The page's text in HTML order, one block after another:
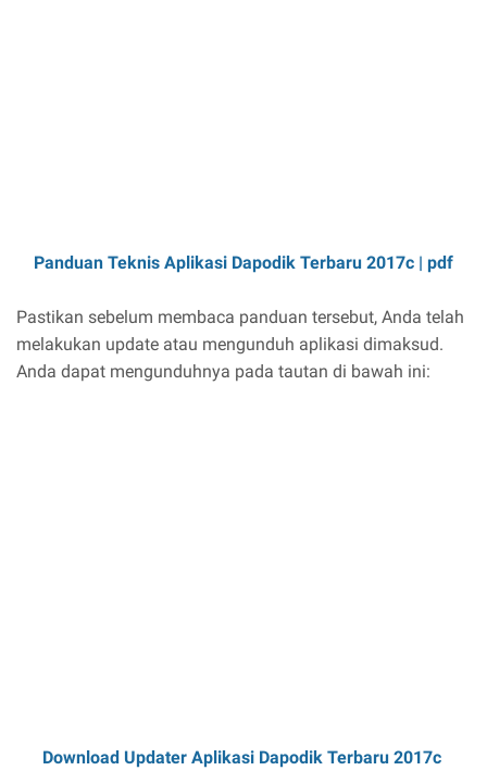
Panduan Teknis Aplikasi Dapodik Terbaru 2017c | pdf
Pastikan sebelum membaca panduan tersebut, Anda telah
melakukan update atau mengunduh aplikasi dimaksud.
Anda dapat mengunduhnya pada tautan di bawah ini:
Download Updater Aplikasi Dapodik Terbaru 2017c